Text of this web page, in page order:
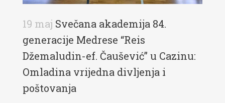
19 maj Svečana akademija 84.
generacije Medrese “Reis
Džemaludin-ef. Čaušević” u Cazinu:
Omladina vrijedna divljenja i
poštovanja